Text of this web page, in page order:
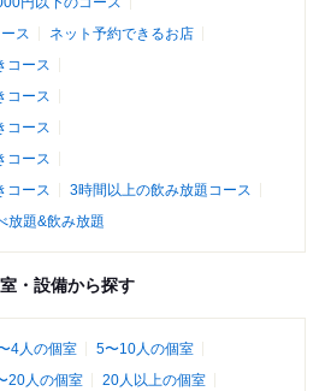
ス
ネット予約できるお店
コース
コース
コース
コース
コース
3時間以上の飲み放題コース
放題&飲み放題
・設備から探す
4人の個室
5〜10人の個室
20人の個室
20人以上の個室